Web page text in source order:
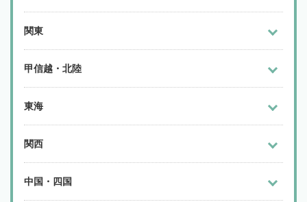
関東
甲信越・北陸
東海
関西
中国・四国